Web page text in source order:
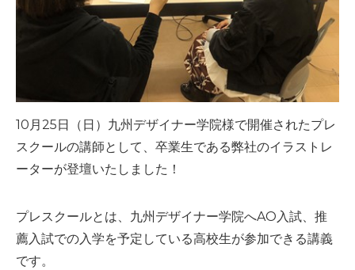
10月25日（日）九州デザイナー学院様で開催されたプレ
スクールの講師として、卒業生である弊社のイラストレ
ーターが登壇いたしました！
プレスクールとは、九州デザイナー学院へAO入試、推
薦入試での入学を予定している高校生が参加できる講義
です。